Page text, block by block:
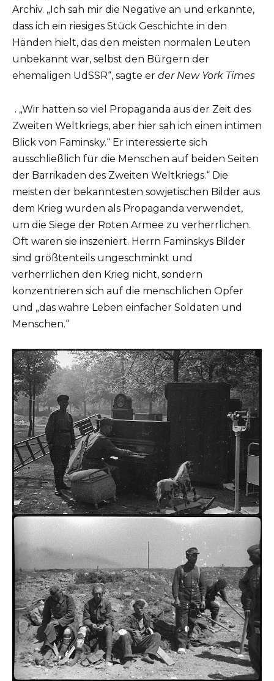
Archiv. „Ich sah mir die Negative an und erkannte,
dass ich ein riesiges Stück Geschichte in den
Händen hielt, das den meisten normalen Leuten
unbekannt war, selbst den Bürgern der
ehemaligen UdSSR“, sagte er der New York Times
. „Wir hatten so viel Propaganda aus der Zeit des
Zweiten Weltkriegs, aber hier sah ich einen intimen
Blick von Faminsky.“ Er interessierte sich
ausschließlich für die Menschen auf beiden Seiten
der Barrikaden des Zweiten Weltkriegs.“ Die
meisten der bekanntesten sowjetischen Bilder aus
dem Krieg wurden als Propaganda verwendet,
um die Siege der Roten Armee zu verherrlichen.
Oft waren sie inszeniert. Herrn Faminskys Bilder
sind größtenteils ungeschminkt und
verherrlichen den Krieg nicht, sondern
konzentrieren sich auf die menschlichen Opfer
und „das wahre Leben einfacher Soldaten und
Menschen.“